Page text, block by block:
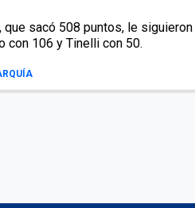
que sacó 508 puntos, le siguieron
con 106 y Tinelli con 50.